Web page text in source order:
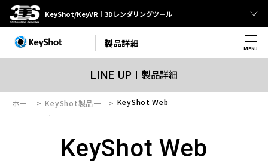
KeyShot/KeyVR｜3Dレンダリングツール
製品詳細 MENU
LINE UP 製品詳細
ホー
KeyShot製品一
覧
KeyShot Web
KeyShot Web